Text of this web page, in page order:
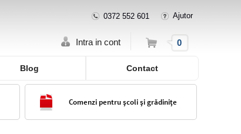
0372 552 601 Ajutor
Intra in cont Cos 0
Blog Contact
Comenzi pentru școli și grădinițe